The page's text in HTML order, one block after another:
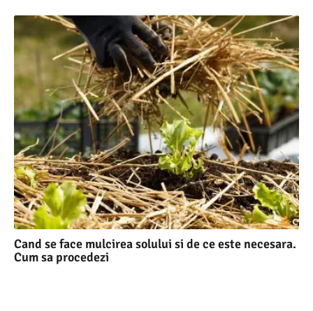
Cand se face mulcirea solului si de ce este necesara.
Cum sa procedezi